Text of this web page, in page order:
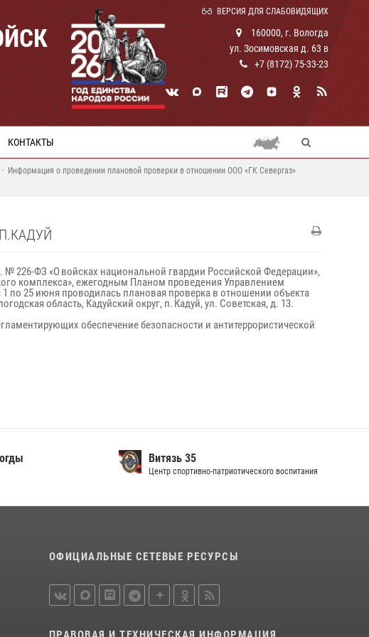
ВЕРСИЯ ДЛЯ СЛАБОВИДЯЩИХ
160000, г. Вологда
ул. Зосимовская д. 63 в
+7 (8172) 75-33-23
КОНТАКТЫ
Информация о проведении плановой проверки в отношении ООО «ГК Севергаз»
№ 226-ФЗ «О войсках национальной гвардии Российской Федерации»,
комплекса», ежегодным Планом проведения Управлением
по 25 июня проводилась плановая проверка в отношении объекта
область, Кадуйский округ, п. Кадуй, ул. Советская, д. 13.
обеспечение безопасности и антитеррористической
Витязь 35
Центр спортивно-патриотического воспитания
ОФИЦИАЛЬНЫЕ СЕТЕВЫЕ РЕСУРСЫ